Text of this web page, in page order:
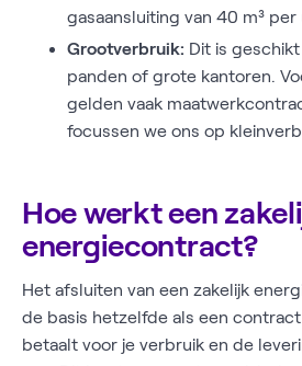
gasaansluiting van 40 m³ per
Grootverbruik: Dit is
panden of grote kantoren.
gelden vaak
focussen we ons op
Hoe werkt een
energiecontract?
Het afsluiten van een zakelijk
de basis hetzelfde als een
betaalt voor je verbruik en de